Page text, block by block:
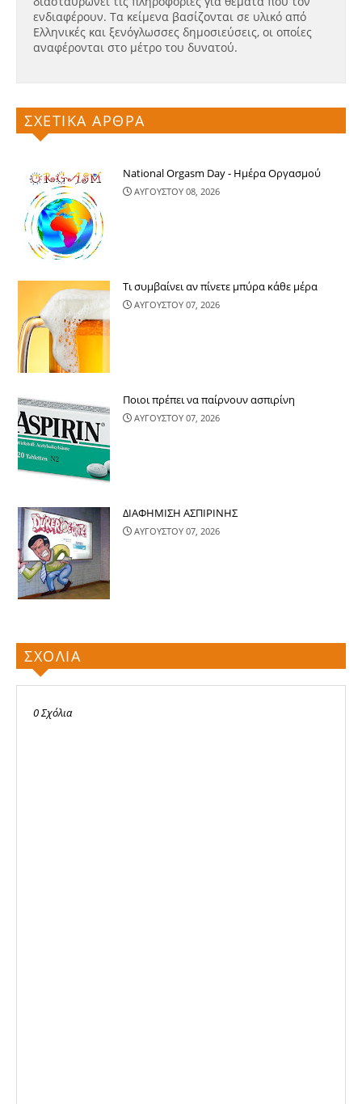
ενδιαφέρουν. Τα κείμενα βασίζονται σε υλικό από
Ελληνικές και ξενόγλωσσες δημοσιεύσεις, οι οποίες
αναφέρονται στο μέτρο του δυνατού.
ΣΧΕΤΙΚΑ ΑΡΘΡΑ
National Orgasm Day - Ημέρα Oργασμού
ΑΥΓΟΥΣΤΟΥ 08, 2026
Τι συμβαίνει αν πίνετε μπύρα κάθε μέρα
ΑΥΓΟΥΣΤΟΥ 07, 2026
Ποιοι πρέπει να παίρνουν ασπιρίνη
ΑΥΓΟΥΣΤΟΥ 07, 2026
ΔΙΑΦΗΜΙΣΗ ΑΣΠΙΡΙΝΗΣ
ΑΥΓΟΥΣΤΟΥ 07, 2026
ΣΧΟΛΙΑ
0 Σχόλια